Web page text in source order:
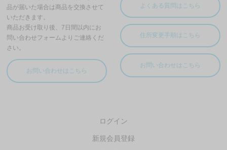
ログイン
新規会員登録